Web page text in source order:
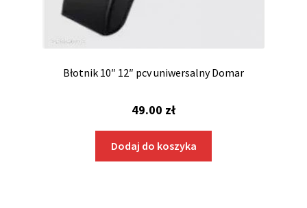
Błotnik 10″ 12″ pcv uniwersalny Domar
49.00 zł
Dodaj do koszyka